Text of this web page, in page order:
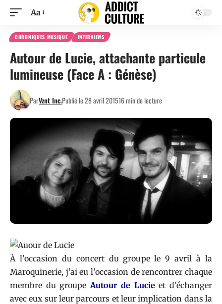
Aa
CHRONIQUES MUSIQUE INTERVIEWS
Autour de Lucie, attachante particule
lumineuse (Face A : Génèse)
ParVznt Inc.Publié le 28 avril 201516 min de lecture
À l’occasion du concert du groupe le 9 avril à la
Maroquinerie, j’ai eu l’occasion de rencontrer chaque
membre du groupeAutour de Lucieet d’échanger
avec eux sur leur parcours et leur implication dans la